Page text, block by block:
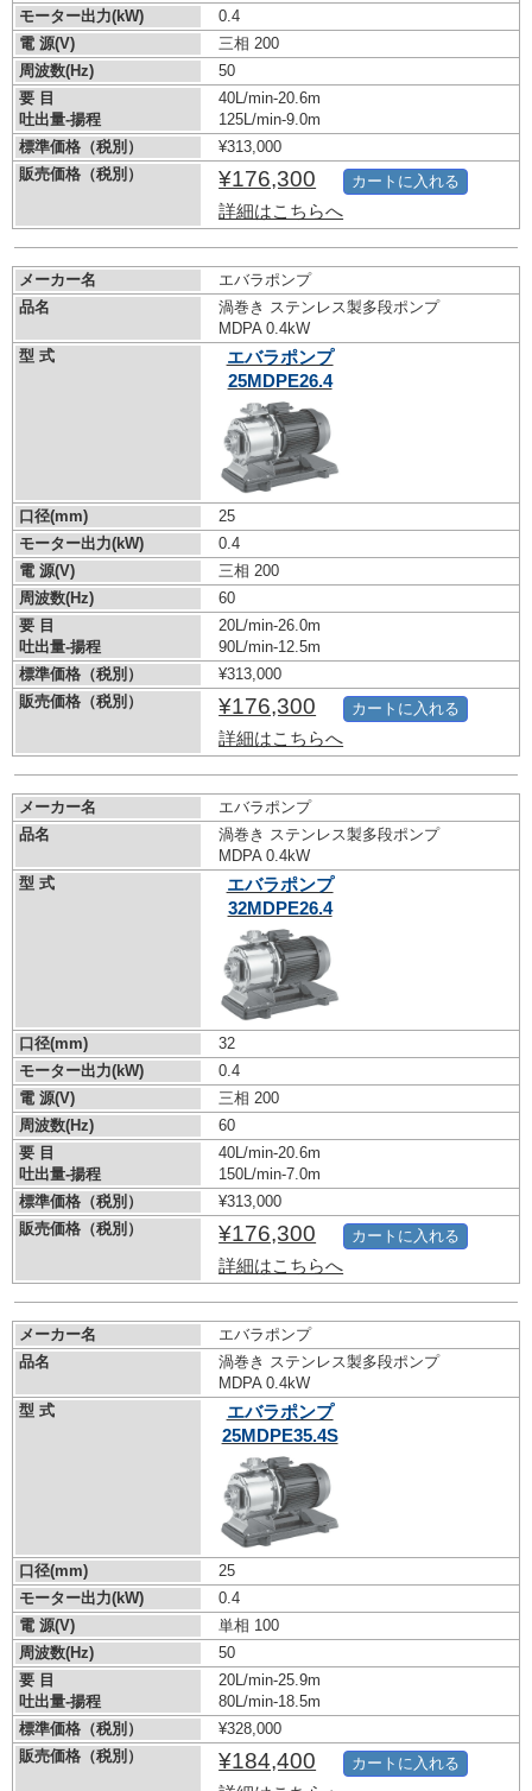
モーター出力(kW)
0.4
電 源(V)
三相 200
周波数(Hz)
50
要 目
吐出量-揚程
40L/min-20.6m
125L/min-9.0m
標準価格（税別）
¥313,000
販売価格（税別）
¥176,300
詳細はこちらへ
カートに入れる
メーカー名
エバラポンプ
品名
渦巻き ステンレス製多段ポンプ
MDPA 0.4kW
型 式
エバラポンプ
25MDPE26.4
口径(mm)
25
モーター出力(kW)
0.4
電 源(V)
三相 200
周波数(Hz)
60
要 目
吐出量-揚程
20L/min-26.0m
90L/min-12.5m
標準価格（税別）
¥313,000
販売価格（税別）
¥176,300
詳細はこちらへ
カートに入れる
メーカー名
エバラポンプ
品名
渦巻き ステンレス製多段ポンプ
MDPA 0.4kW
型 式
エバラポンプ
32MDPE26.4
口径(mm)
32
モーター出力(kW)
0.4
電 源(V)
三相 200
周波数(Hz)
60
要 目
吐出量-揚程
40L/min-20.6m
150L/min-7.0m
標準価格（税別）
¥313,000
販売価格（税別）
¥176,300
詳細はこちらへ
カートに入れる
メーカー名
エバラポンプ
品名
渦巻き ステンレス製多段ポンプ
MDPA 0.4kW
型 式
エバラポンプ
25MDPE35.4S
口径(mm)
25
モーター出力(kW)
0.4
電 源(V)
単相 100
周波数(Hz)
50
要 目
吐出量-揚程
20L/min-25.9m
80L/min-18.5m
標準価格（税別）
¥328,000
販売価格（税別）
¥184,400 カートに入れる